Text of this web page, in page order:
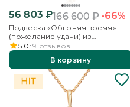
56 803₽166 600₽-66%
Подвеска «Обгоняя время»
(пожелание удачи) из
комбинированного золота с
гранатами
5.0 9 отзывов
В корзину